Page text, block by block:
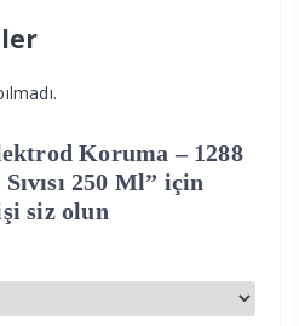
Koruma – 1288
250 Ml” için
siz olun